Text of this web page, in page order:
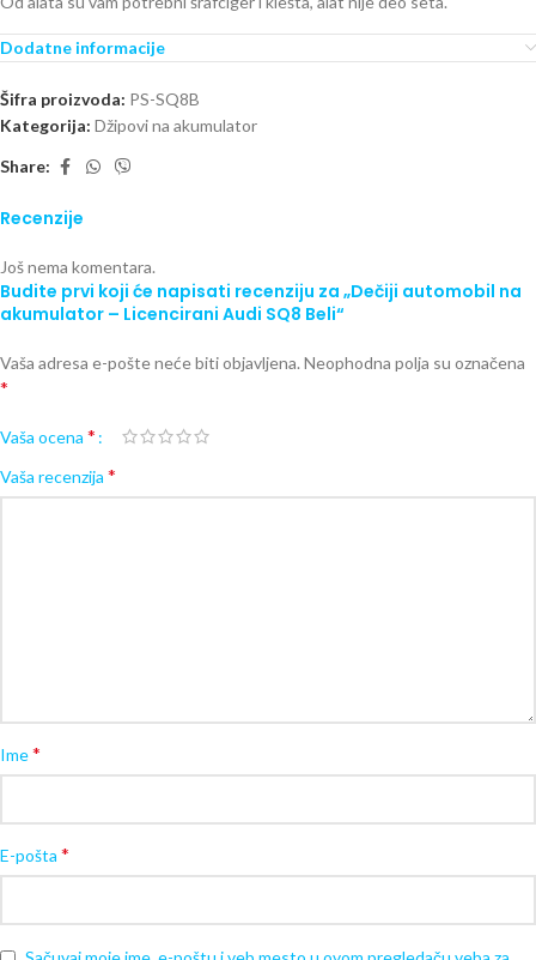
Dodatne informacije
Šifra proizvoda: PS-SQ8B
Kategorija: Džipovi na akumulator
Share:
Recenzije
Još nema komentara.
Budite prvi koji će napisati recenziju za „Dečiji automobil na
akumulator – Licencirani Audi SQ8 Beli“
Vaša adresa e-pošte neće biti objavljena. Neophodna polja su označena
*
Vaša ocena *
Vaša recenzija *
Ime*
E-pošta *